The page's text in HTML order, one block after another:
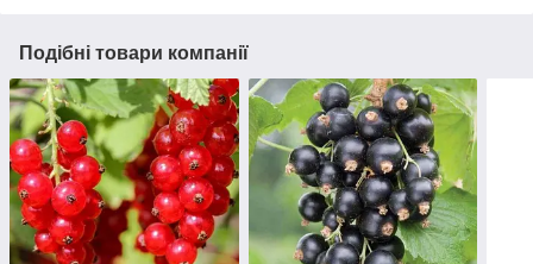
Подібні товари компанії